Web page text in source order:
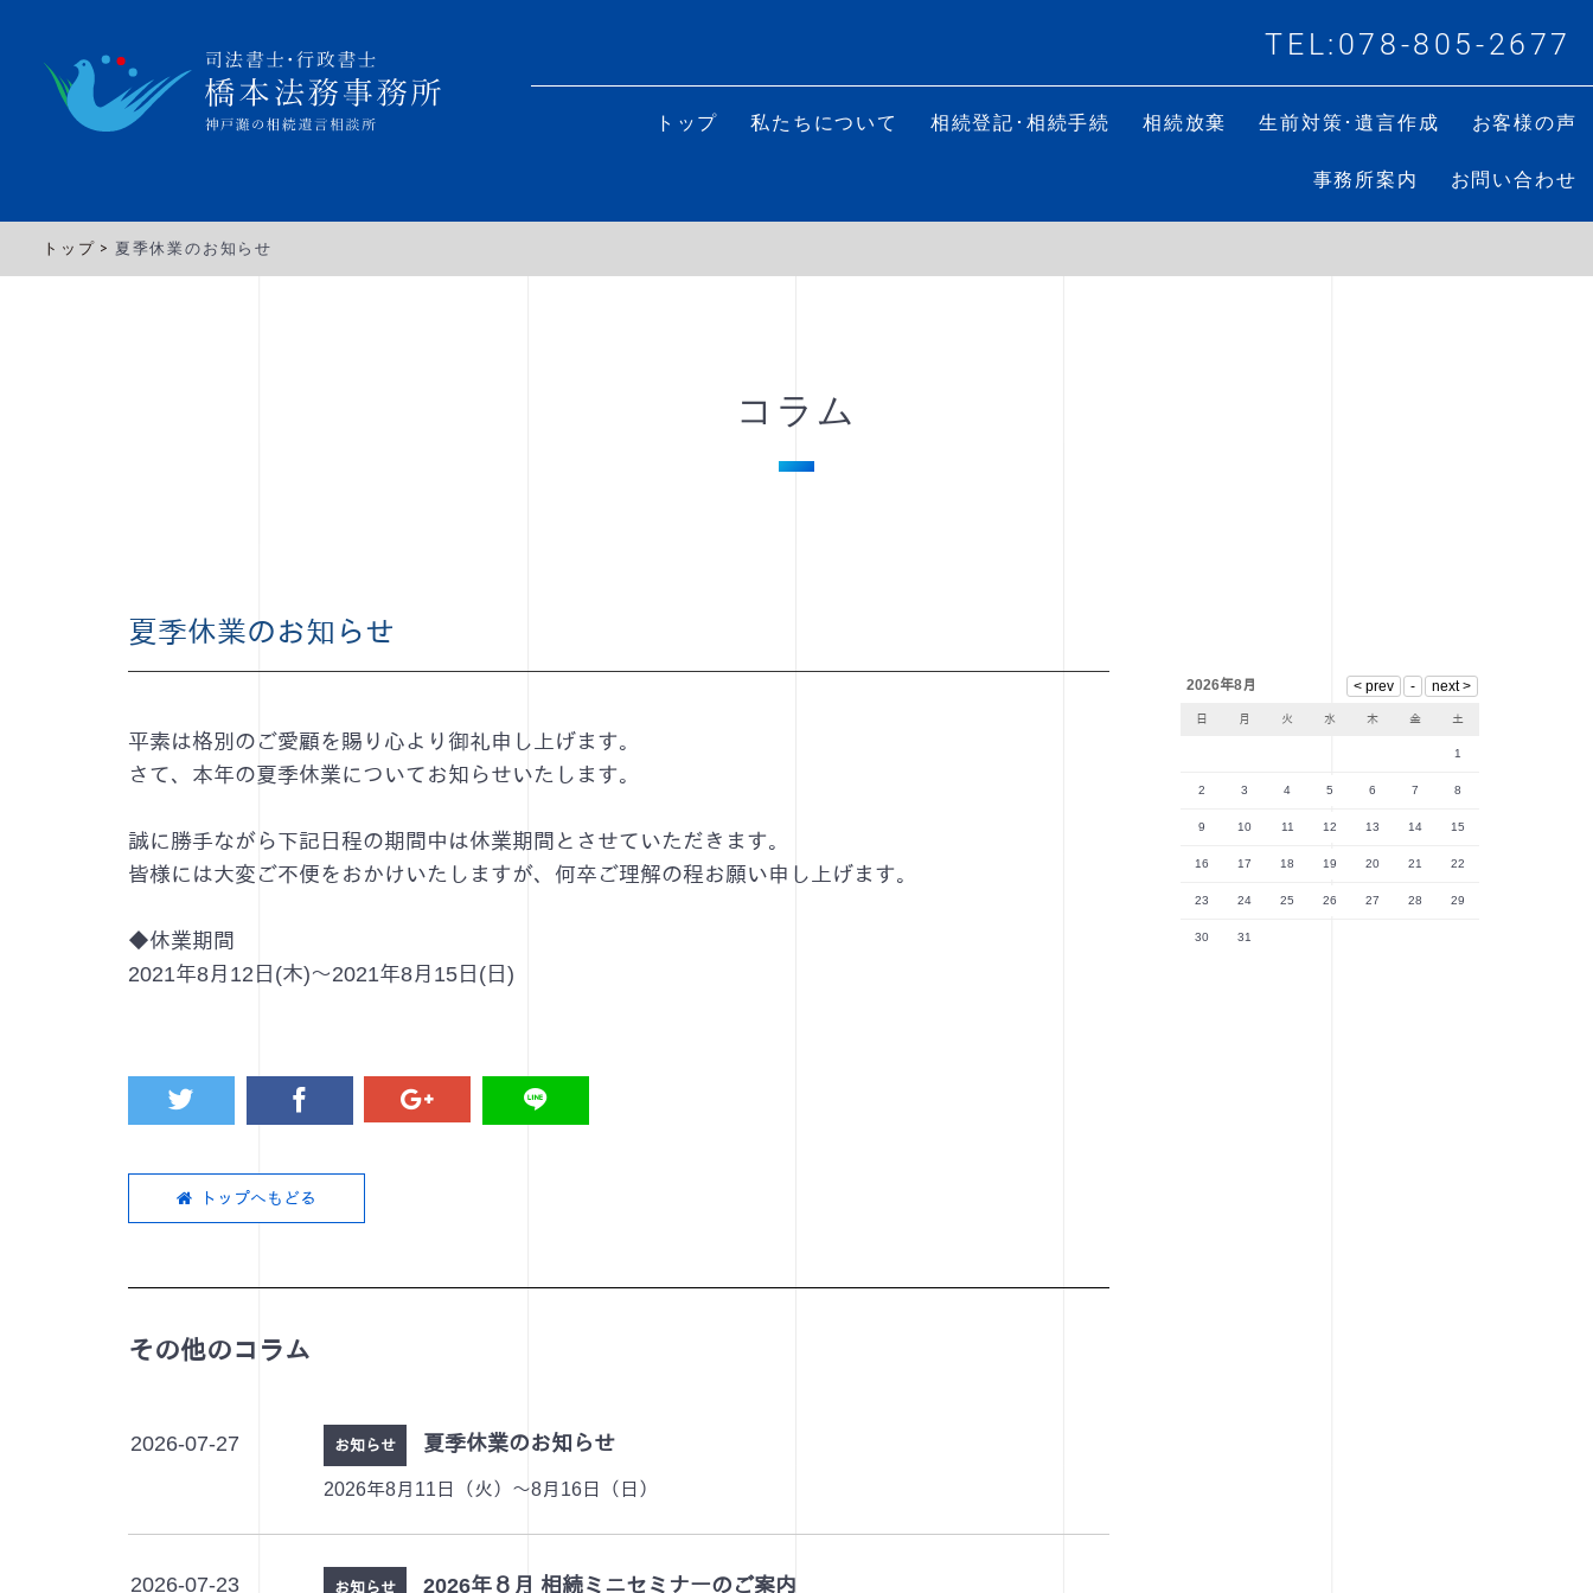
TEL:078-805-2677
トップ 私たちについて 相続登記･相続手続 相続放棄 生前対策･遺言作成 お客様の声
事務所案内 お問い合わせ
トップ > 夏季休業のお知らせ
コラム
夏季休業のお知らせ
平素は格別のご愛顧を賜り心より御礼申し上げます。
さて、本年の夏季休業についてお知らせいたします。
誠に勝手ながら下記日程の期間中は休業期間とさせていただきます。
皆様には大変ご不便をおかけいたしますが、何卒ご理解の程お願い申し上げます。
◆休業期間
2021年8月12日(木)～2021年8月15日(日)
トップへもどる
その他のコラム
2026-07-27 お知らせ 夏季休業のお知らせ
2026年8月11日（火）～8月16日（日）
2026-07-23 お知らせ 2026年８月 相続ミニセミナーのご案内
2026年8月
日 月 火 水 木 金 土
1
2 3 4 5 6 7 8
9 10 11 12 13 14 15
16 17 18 19 20 21 22
23 24 25 26 27 28 29
30 31